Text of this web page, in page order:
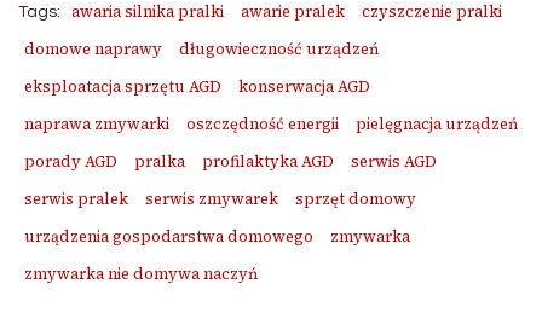
Tags: awaria silnika pralki awarie pralek
czyszczenie pralki
domowe naprawy
długowieczność urządzeń
eksploatacja sprzętu AGD
konserwacja AGD
naprawa zmywarki
oszczędność energii
pielęgnacja urządzeń
porady AGD
pralka profilaktyka AGD
serwis AGD
serwis pralek
serwis zmywarek
sprzęt domowy
urządzenia gospodarstwa domowego
zmywarka
zmywarka nie domywa naczyń